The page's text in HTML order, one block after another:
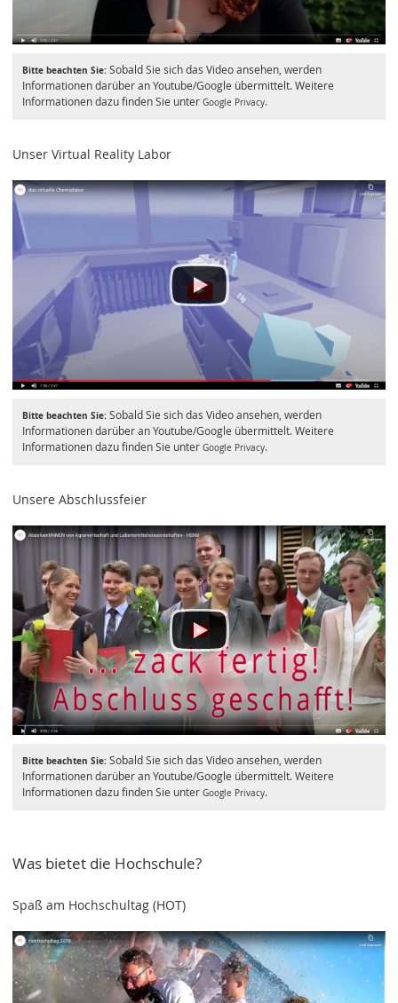
Bitte beachten Sie:Sobald Sie sich das Video ansehen, werden
Informationen darüber an Youtube/Google übermittelt. Weitere
Informationen dazu finden Sie unter Google Privacy.
Unser Virtual Reality Labor
Bitte beachten Sie:Sobald Sie sich das Video ansehen, werden
Informationen darüber an Youtube/Google übermittelt. Weitere
Informationen dazu finden Sie unter Google Privacy.
Unsere Abschlussfeier
Bitte beachten Sie:Sobald Sie sich das Video ansehen, werden
Informationen darüber an Youtube/Google übermittelt. Weitere
Informationen dazu finden Sie unter Google Privacy.
Was bietet die Hochschule?
Spaß am Hochschultag (HOT)